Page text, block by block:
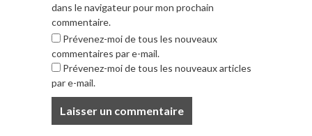
dans le navigateur pour mon prochain
commentaire.
Prévenez-moi de tous les nouveaux
commentaires par e-mail.
Prévenez-moi de tous les nouveaux articles
par e-mail.